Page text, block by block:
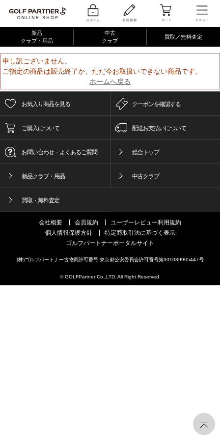
新品
クラブ・用品
中古
クラブ
買取／無料査定
申し訳ございません。
ご指定の商品は販売終了か、ただ今お取扱いできない商品です。
ホームへ戻る
お気入り商品を見る クーポンを確認する
ご購入について 配送お支払いについて
お問い合わせ・よくあるご質問 総合トップ
新品クラブ・用品 中古クラブ
買取・無料査定
会社概要 会員規約
ユーザーレビュー利用規約
個人情報保護方針
特定商取引法に基づく表示
ゴルフパートナーポータルサイト
(株)ゴルフパートナー古物商許可番号 東京都公安委員会許可番号第301089905447号
© GOLFPartner Co.,LTD. All Right Reserved.